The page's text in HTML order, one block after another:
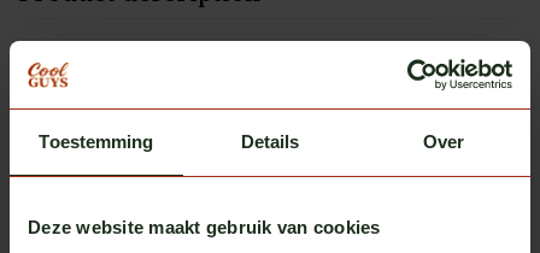
Toestemming Details Over
Deze website maakt gebruik van cookies
Related products
ClearDefend protective film
(PPF) for Volvo €137,50